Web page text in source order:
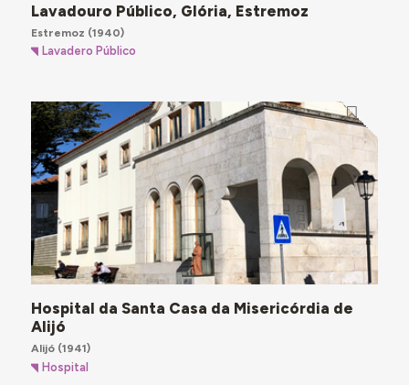
Lavadouro Público, Glória, Estremoz
Estremoz (1940)
Lavadero Público
Hospital da Santa Casa da Misericórdia de
Alijó
Alijó(1941)
Hospital